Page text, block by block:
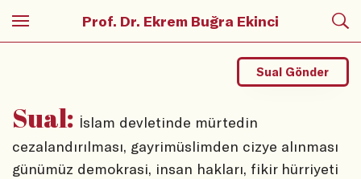
Prof. Dr. Ekrem Buğra Ekinci
Sual: İslam devletinde mürtedin
cezalandırılması, gayrimüslimden cizye alınması
günümüz demokrasi, insan hakları, fikir hürriyeti
Sual Gönder